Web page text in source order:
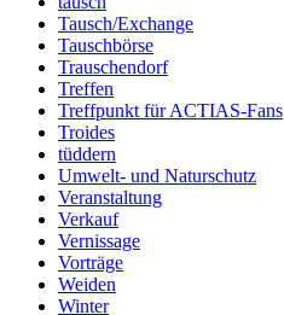
Tausch/Exchange
Tauschbörse
Trauschendorf
Treffen
Treffpunkt für ACTIAS-Fans
Troides
tüddern
Umwelt- und Naturschutz
Veranstaltung
Verkauf
Vernissage
Vorträge
Weiden
Winter